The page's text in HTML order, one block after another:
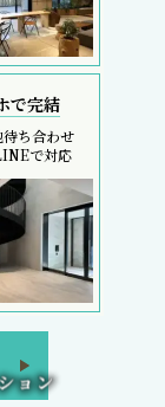
で完結
ち合わせ
で対応